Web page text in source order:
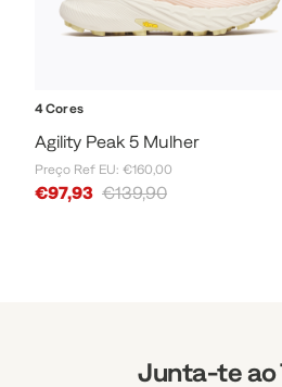
4 Cores
Agility Peak 5 Mulher
Preço Ref EU: €160,00
Sale Price
€97,93 €139,90
Junta-te ao